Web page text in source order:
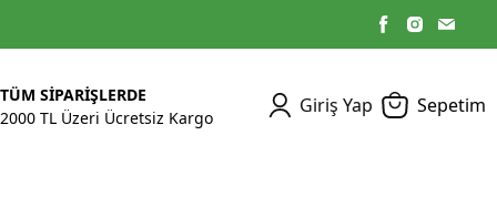
TÜM SİPARİŞLERDE
2000 TL Üzeri Ücretsiz Kargo
Giriş Yap Sepetim